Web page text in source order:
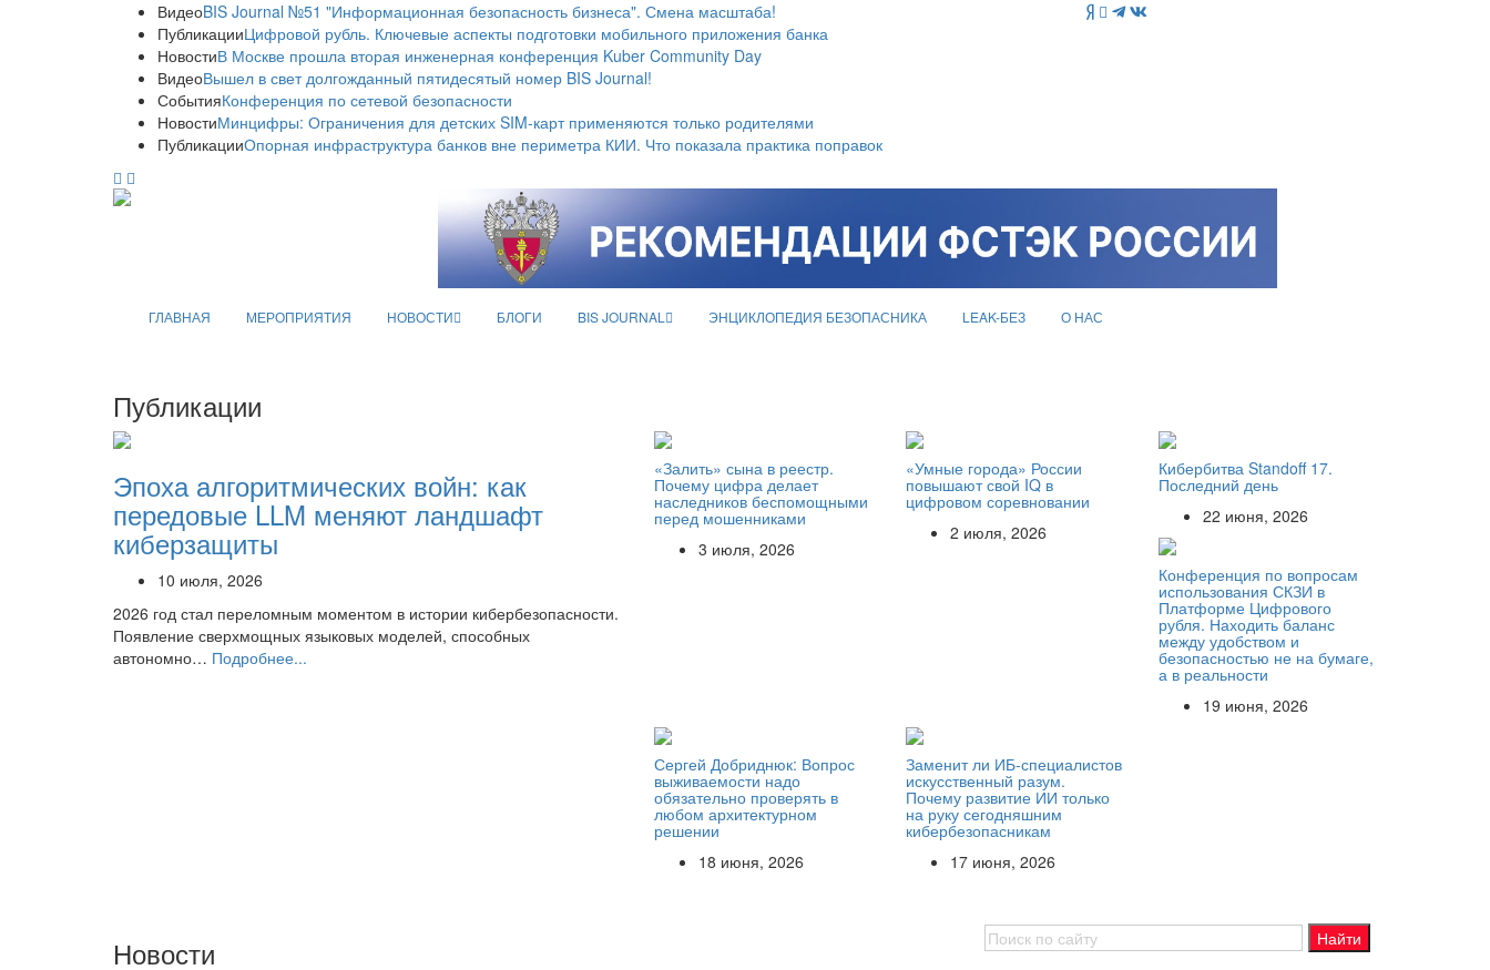
ВидеоBIS Journal №51 "Информационная безопасность бизнеса". Смена масштаба!
ПубликацииЦифровой рубль. Ключевые аспекты подготовки мобильного приложения банка
НовостиВ Москве прошла вторая инженерная конференция Kuber Community Day
ВидеоВышел в свет долгожданный пятидесятый номер BIS Journal!
СобытияКонференция по сетевой безопасности
НовостиМинцифры: Ограничения для детских SIM-карт применяются только родителями
ПубликацииОпорная инфраструктура банков вне периметра КИИ. Что показала практика поправок
ГЛАВНАЯ МЕРОПРИЯТИЯ НОВОСТИ БЛОГИ BIS JOURNAL ЭНЦИКЛОПЕДИЯ БЕЗОПАСНИКА LEAK-БЕЗ О НАС
Публикации
Эпоха алгоритмических войн: как
передовые LLM меняют ландшафт
киберзащиты
10 июля, 2026
2026 год стал переломным моментом в истории кибербезопасности.
Появление сверхмощных языковых моделей, способных
автономно… Подробнее...
«Залить» сына в реестр.
Почему цифра делает
наследников беспомощными
перед мошенниками
3 июля, 2026
«Умные города» России
повышают свой IQ в
цифровом соревновании
2 июля, 2026
Кибербитва Standoff 17.
Последний день
22 июня, 2026
Конференция по вопросам
использования СКЗИ в
Платформе Цифрового
рубля. Находить баланс
между удобством и
безопасностью не на бумаге,
а в реальности
19 июня, 2026
Сергей Добриднюк: Вопрос
выживаемости надо
обязательно проверять в
любом архитектурном
решении
18 июня, 2026
Заменит ли ИБ-специалистов
искусственный разум.
Почему развитие ИИ только
на руку сегодняшним
кибербезопасникам
17 июня, 2026
Новости